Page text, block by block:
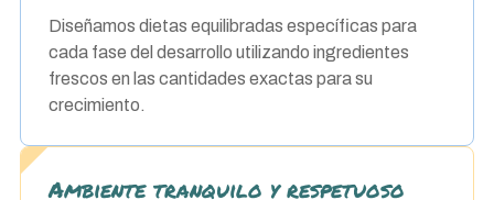
Diseñamos dietas equilibradas específicas para
cada fase del desarrollo utilizando ingredientes
frescos en las cantidades exactas para su
crecimiento.
Ambiente tranquilo y respetuoso